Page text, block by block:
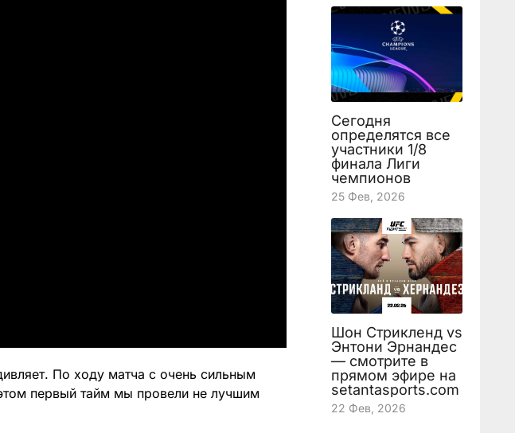
По ходу матча с очень сильным
первый тайм мы провели не лучшим
Сегодня
определятся все
участники 1/8
финала Лиги
чемпионов
25 Фев, 2026
Шон Стрикленд vs
Энтони Эрнандес
— смотрите в
прямом эфире на
setantasports.com
22 Фев, 2026